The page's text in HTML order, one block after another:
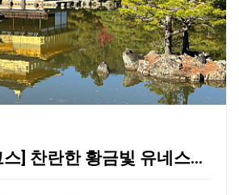
[교토 필수 코스] 찬란한 황금빛 유네스코 세계유산, …